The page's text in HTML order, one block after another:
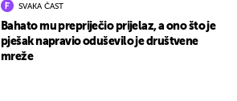
SVAKA ČAST
Bahato mu prepriječio prijelaz, a ono što je
pješak napravio oduševilo je društvene
mreže